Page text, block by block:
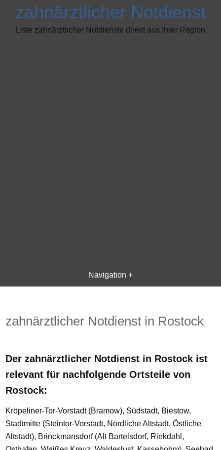
zahnärztlicher Notdienst
Liste zahnärztlicher Notdienste direkt aus Ihrer Region
Navigation +
zahnärztlicher Notdienst in Rostock
Der zahnärztlicher Notdienst in Rostock ist
relevant für nachfolgende Ortsteile von
Rostock:
Kröpeliner-Tor-Vorstadt (Bramow), Südstadt, Biestow,
Stadtmitte (Steintor-Vorstadt, Nördliche Altstadt, Östliche
Altstadt), Brinckmansdorf (Alt Bartelsdorf, Riekdahl,